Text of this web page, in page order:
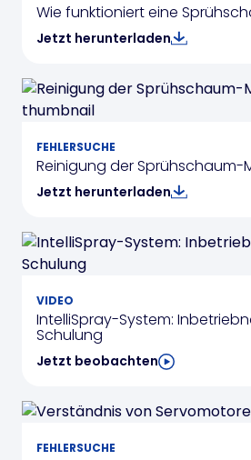
Wie funktioniert eine
Jetzt herunterladen
FEHLERSUCHE
Reinigung der Sprühschaum-
Jetzt herunterladen
VIDEO
IntelliSpray-System:
Schulung
Jetzt beobachten
FEHLERSUCHE